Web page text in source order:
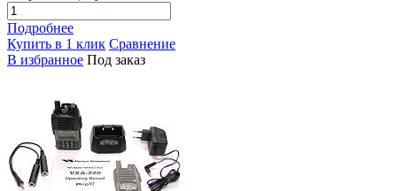
Подробнее
Купить в 1 клик Сравнение
В избранное Под заказ